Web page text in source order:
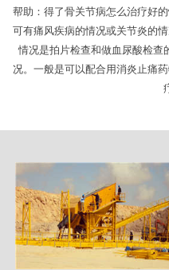
帮助：得了骨关节病怎么治疗好
可有痛风疾病的情况或关节炎的
情况是拍片检查和做血尿酸检查
况。一般是可以配合用消炎止痛